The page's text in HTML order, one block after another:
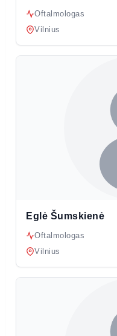
Oftalmologas
Vilnius
Eglė Šumskienė
Oftalmologas
Vilnius